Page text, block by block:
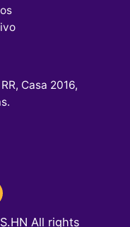
Casa 2016,
All rights